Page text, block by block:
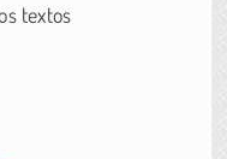
textos